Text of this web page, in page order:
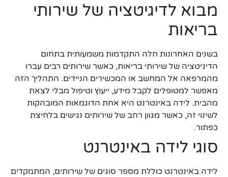
מבוא לדיגיטציה של שירותי
בריאות
בשנים האחרונות חלה התקדמות משמעותית בתחום
הדיגיטציה של שירותי בריאות, כאשר שירותים רבים עברו
מהמרפאה אל המחשב או המכשירים הניידים. התהליך הזה
מאפשר למטופלים לקבל מידע, ייעוץ וטיפול מבלי לצאת
מהבית. לידה באינטרנט היא אחת הדוגמאות המובהקות
לשינוי זה, כאשר מגוון רחב של שירותים נגישים בלחיצת
כפתור.
סוגי לידה באינטרנט
לידה באינטרנט כוללת מספר סוגים של שירותים, המתמקדים